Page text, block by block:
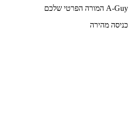
A-Guy המורה הפרטי שלכם
כניסה מהירה